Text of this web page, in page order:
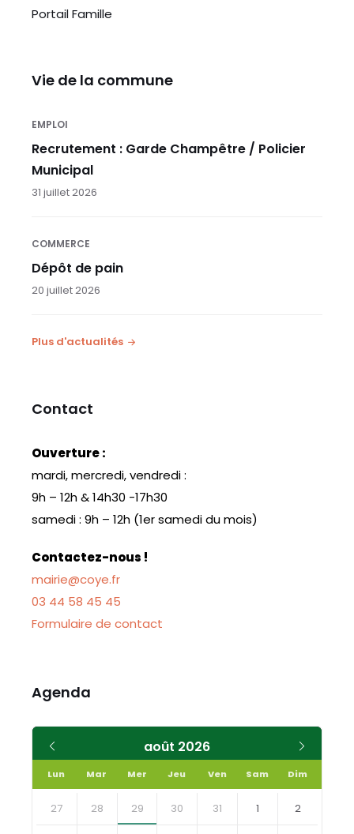
Portail Famille
Vie de la commune
EMPLOI
Recrutement : Garde Champêtre / Policier
Municipal
31 juillet 2026
COMMERCE
Dépôt de pain
20 juillet 2026
Plus d'actualités
Contact
Ouverture :
mardi, mercredi, vendredi :
9h – 12h & 14h30 -17h30
samedi : 9h – 12h (1er samedi du mois)
Contactez-nous !
mairie@coye.fr
03 44 58 45 45
Formulaire de contact
Agenda
août 2026
précédent
Lun Mar Mer Jeu Ven Sam Dim
Skip
calendar
27 28 29 30 31 1 2